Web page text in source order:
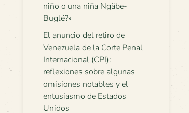
niño o una niña Ngäbe-
Buglé?»
El anuncio del retiro de
Venezuela de la Corte Penal
Internacional (CPI):
reflexiones sobre algunas
omisiones notables y el
entusiasmo de Estados
Unidos